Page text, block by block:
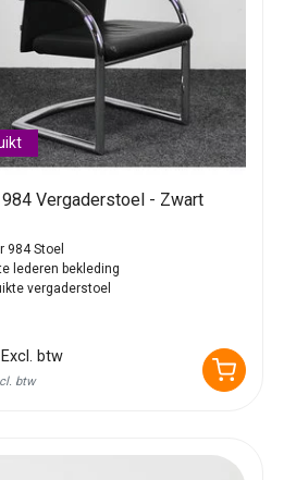
Vergaderstoel - Zwart
984 Stoel
lederen bekleding
vergaderstoel
Excl. btw
btw